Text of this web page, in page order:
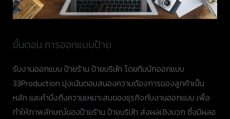
ขั้นตอน การออกแบบป้าย
รับงานออกแบบ ป้ายร้าน ป้ายบริษัท โดยทีมนักออกแบบ
33Production มุ่งเน้นตอบสนองความต้องการของลูกค้าเป็น
หลัก และคำนึงถึงความเหมาะสมของธุรกิจกับงานออกแบบ เพื่อ
ทำให้ภาพลักษณ์ของป้ายร้าน ป้ายบริษัท ส่งผลเชิงบวก ซึ่งมีผลอ